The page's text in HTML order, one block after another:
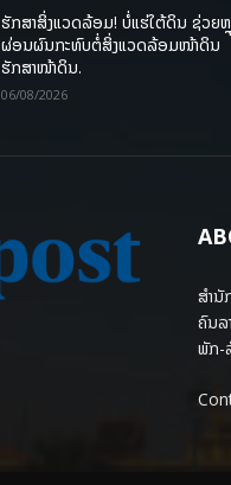
ຮັກສາສິ່ງແວດລ້ອມ! ບໍ່ແຮ່ໃຕ້ດິນ ຊ່ວຍ
ຜ່ອນຜົນກະທົບຕໍ່ສິ່ງແວດລ້ອມໜ້າດິນ
ຮັກສາໜ້າດິນ.
06/08/2026
ສຳນັ
ຄົນລ
ພັກ-